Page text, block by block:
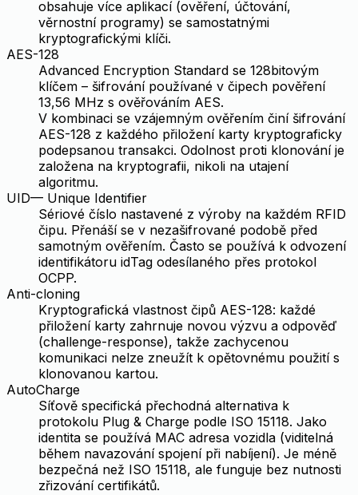
obsahuje více aplikací (ověření, účtování,
věrnostní programy) se samostatnými
kryptografickými klíči.
AES-128
Advanced Encryption Standard se 128bitovým
klíčem – šifrování používané v čipech pověření
13,56 MHz s ověřováním AES.
V kombinaci se vzájemným ověřením činí šifrování
AES-128 z každého přiložení karty kryptograficky
podepsanou transakci. Odolnost proti klonování je
založena na kryptografii, nikoli na utajení
algoritmu.
UID— Unique Identifier
Sériové číslo nastavené z výroby na každém RFID
čipu. Přenáší se v nezašifrované podobě před
samotným ověřením. Často se používá k odvození
identifikátoru idTag odesílaného přes protokol
OCPP.
Anti-cloning
Kryptografická vlastnost čipů AES-128: každé
přiložení karty zahrnuje novou výzvu a odpověď
(challenge-response), takže zachycenou
komunikaci nelze zneužít k opětovnému použití s
klonovanou kartou.
AutoCharge
Síťově specifická přechodná alternativa k
protokolu Plug & Charge podle ISO 15118. Jako
identita se používá MAC adresa vozidla (viditelná
během navazování spojení při nabíjení). Je méně
bezpečná než ISO 15118, ale funguje bez nutnosti
zřizování certifikátů.